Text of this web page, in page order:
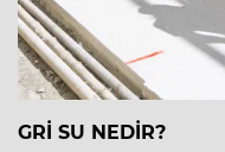
GRİ SU NEDİR?